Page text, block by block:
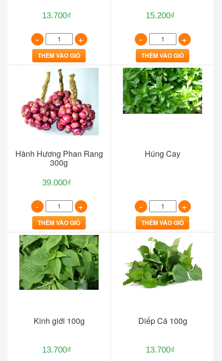
13.700₫
- +
THÊM VÀO GIỎ
15.200₫
- +
THÊM VÀO GIỎ
Hành Hương Phan Rang
300g
39.000₫
- +
THÊM VÀO GIỎ
Húng Cay
- +
THÊM VÀO GIỎ
Kinh giới 100g
13.700₫
Diếp Cá 100g
13.700₫